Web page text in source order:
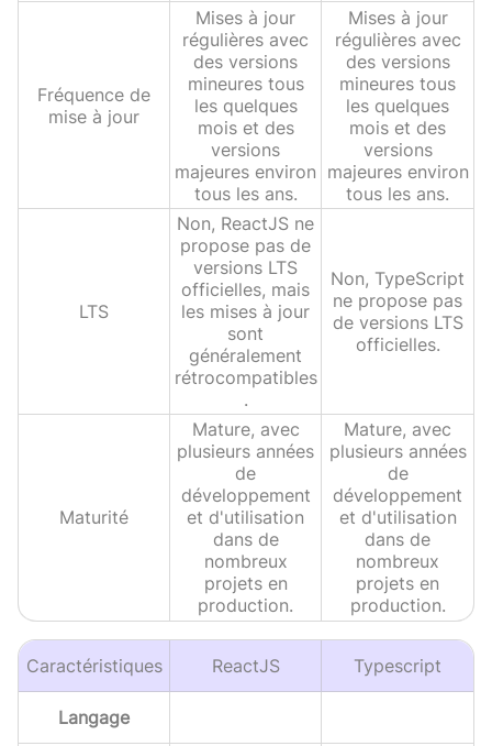
Fréquence de
mise à jour
Mises à jour
régulières avec
des versions
mineures tous
les quelques
mois et des
versions
majeures environ
tous les ans.
Mises à jour
régulières avec
des versions
mineures tous
les quelques
mois et des
versions
majeures environ
tous les ans.
LTS
Non, ReactJS ne
propose pas de
versions LTS
officielles, mais
les mises à jour
sont
généralement
rétrocompatibles
.
Non, TypeScript
ne propose pas
de versions LTS
officielles.
Maturité
Mature, avec
plusieurs années
de
développement
et d'utilisation
dans de
nombreux
projets en
production.
Mature, avec
plusieurs années
de
développement
et d'utilisation
dans de
nombreux
projets en
production.
Caractéristiques ReactJS Typescript
Langage